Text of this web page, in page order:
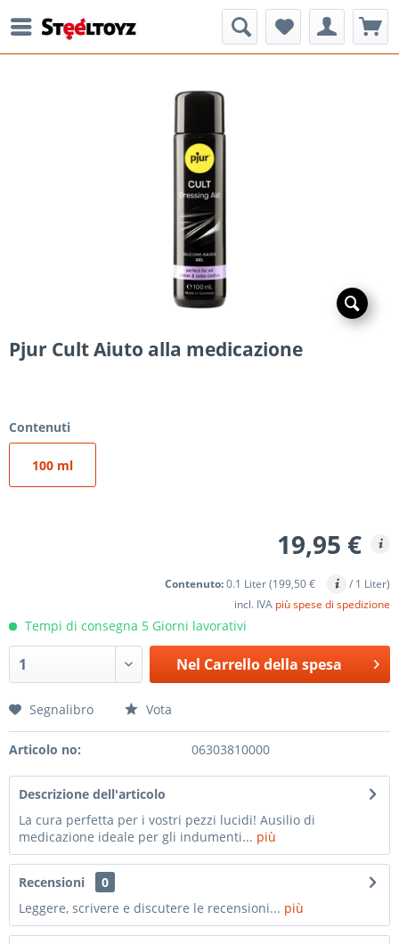
Pjur Cult Aiuto alla medicazione
Contenuti
100 ml
19,95 €
Contenuto:0.1 Liter (199,50 €
/ 1 Liter)
incl. IVA più spese di spedizione
Tempi di consegna 5 Giorni lavorativi
Nel Carrello della spesa
Segnalibro Vota
Articolo no: 06303810000
Descrizione dell'articolo
La cura perfetta per i vostri pezzi lucidi! Ausilio di
medicazione ideale per gli indumenti... più
Recensioni
0
Leggere, scrivere e discutere le recensioni... più